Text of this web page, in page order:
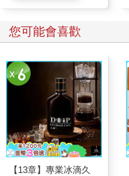
您可能會喜歡
【13章】專業冰滴久